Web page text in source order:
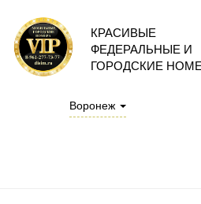
КРАСИВЫЕ
ФЕДЕРАЛЬНЫЕ И
ГОРОДСКИЕ
Воронеж